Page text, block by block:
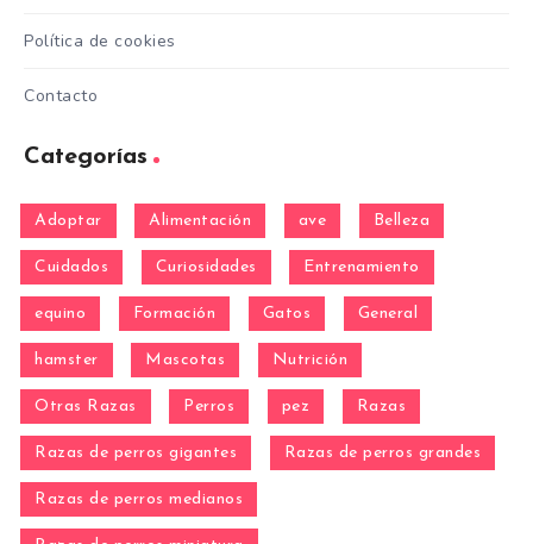
Política de cookies
Contacto
Categorías
Adoptar Alimentación ave Belleza
Cuidados Curiosidades Entrenamiento
equino Formación Gatos General
hamster Mascotas Nutrición
Otras Razas Perros pez Razas
Razas de perros gigantes Razas de perros grandes
Razas de perros medianos